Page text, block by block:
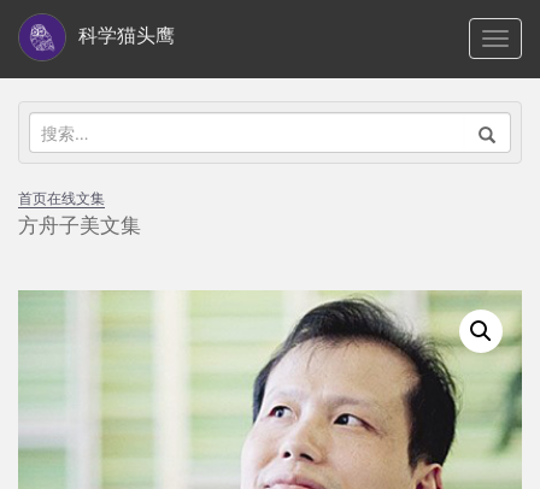
i
科学猫头鹰
搜
索：
首页在线文集
方舟子美文集